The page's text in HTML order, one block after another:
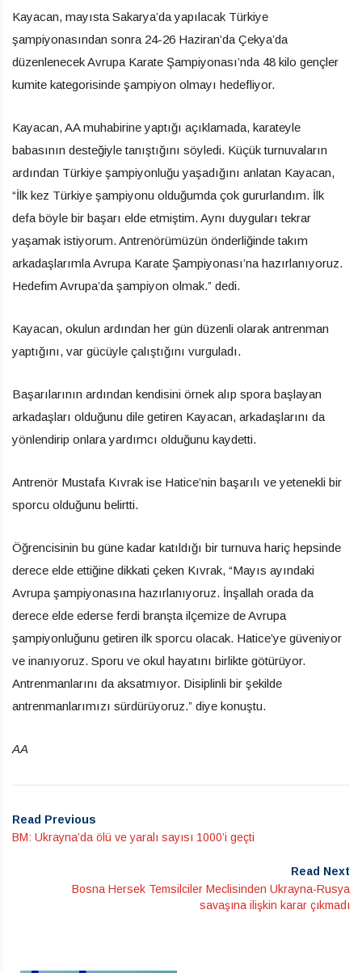
Kayacan, mayısta Sakarya’da yapılacak Türkiye
şampiyonasından sonra 24-26 Haziran’da Çekya’da
düzenlenecek Avrupa Karate Şampiyonası’nda 48 kilo gençler
kumite kategorisinde şampiyon olmayı hedefliyor.
Kayacan, AA muhabirine yaptığı açıklamada, karateyle
babasının desteğiyle tanıştığını söyledi. Küçük turnuvaların
ardından Türkiye şampiyonluğu yaşadığını anlatan Kayacan,
“İlk kez Türkiye şampiyonu olduğumda çok gururlandım. İlk
defa böyle bir başarı elde etmiştim. Aynı duyguları tekrar
yaşamak istiyorum. Antrenörümüzün önderliğinde takım
arkadaşlarımla Avrupa Karate Şampiyonası’na hazırlanıyoruz.
Hedefim Avrupa’da şampiyon olmak.” dedi.
Kayacan, okulun ardından her gün düzenli olarak antrenman
yaptığını, var gücüyle çalıştığını vurguladı.
Başarılarının ardından kendisini örnek alıp spora başlayan
arkadaşları olduğunu dile getiren Kayacan, arkadaşlarını da
yönlendirip onlara yardımcı olduğunu kaydetti.
Antrenör Mustafa Kıvrak ise Hatice’nin başarılı ve yetenekli bir
sporcu olduğunu belirtti.
Öğrencisinin bu güne kadar katıldığı bir turnuva hariç hepsinde
derece elde ettiğine dikkati çeken Kıvrak, “Mayıs ayındaki
Avrupa şampiyonasına hazırlanıyoruz. İnşallah orada da
derece elde ederse ferdi branşta ilçemize de Avrupa
şampiyonluğunu getiren ilk sporcu olacak. Hatice’ye güveniyor
ve inanıyoruz. Sporu ve okul hayatını birlikte götürüyor.
Antrenmanlarını da aksatmıyor. Disiplinli bir şekilde
antrenmanlarımızı sürdürüyoruz.” diye konuştu.
AA
Read Previous
BM: Ukrayna’da ölü ve yaralı sayısı 1000’i geçti
Read Next
Bosna Hersek Temsilciler Meclisinden Ukrayna-Rusya
savaşına ilişkin karar çıkmadı